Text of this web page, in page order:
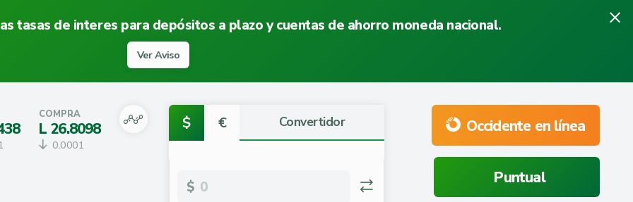
×
tasas de interes para depósitos a plazo y cuentas de ahorro moneda nacional.
Ver Aviso
COMPRA
L 26.8098
0.0001
$ € Convertidor
$
Occidente en línea
Puntual